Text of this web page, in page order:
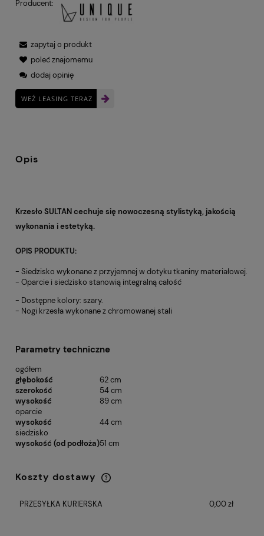
Producent:
zapytaj o produkt
poleć znajomemu
dodaj opinię
WEŹ LEASING TERAZ
Opis
Krzesło SULTAN cechuje się nowoczesną stylistyką, jakością
wykonania i estetyką.
OPIS PRODUKTU:
- Siedzisko wykonane z przyjemnej w dotyku tkaniny materiałowej.
- Oparcie i siedzisko stanowią integralną całość
- Dostępne kolory: szary.
- Nogi krzesła wykonane z chromowanej stali
Parametry techniczne
ogółem
głębokość
62 cm
szerokość
54 cm
wysokość
89 cm
oparcie
wysokość
44 cm
siedzisko
wysokość (od podłoża)51 cm
Koszty dostawy
Cena nie zawiera ewentualnych kosztów
PRZESYŁKA KURIERSKA
0,00 zł